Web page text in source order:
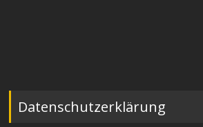
Datenschutzerklärung